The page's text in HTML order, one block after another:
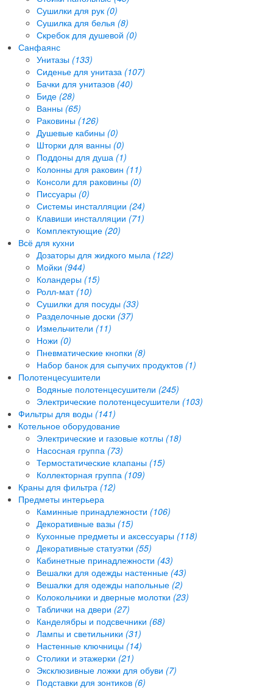
Сушилки для рук (0)
Сушилка для белья (8)
Скребок для душевой (0)
Санфаянс
Унитазы (133)
Сиденье для унитаза (107)
Бачки для унитазов (40)
Биде (28)
Ванны (65)
Раковины (126)
Душевые кабины (0)
Шторки для ванны (0)
Поддоны для душа (1)
Колонны для раковин (11)
Консоли для раковины (0)
Писсуары (0)
Системы инсталляции (24)
Клавиши инсталляции (71)
Комплектующие (20)
Всё для кухни
Дозаторы для жидкого мыла (122)
Мойки (944)
Коландеры (15)
Ролл-мат (10)
Сушилки для посуды (33)
Разделочные доски (37)
Измельчители (11)
Ножи (0)
Пневматические кнопки (8)
Набор банок для сыпучих продуктов (1)
Полотенцесушители
Водяные полотенцесушители (245)
Электрические полотенцесушители (103)
Фильтры для воды (141)
Котельное оборудование
Электрические и газовые котлы (18)
Насосная группа (73)
Термостатические клапаны (15)
Коллекторная группа (109)
Краны для фильтра (12)
Предметы интерьера
Каминные принадлежности (106)
Декоративные вазы (15)
Кухонные предметы и аксессуары (118)
Декоративные статуэтки (55)
Кабинетные принадлежности (43)
Вешалки для одежды настенные (43)
Вешалки для одежды напольные (2)
Колокольчики и дверные молотки (23)
Таблички на двери (27)
Канделябры и подсвечники (68)
Лампы и светильники (31)
Настенные ключницы (14)
Столики и этажерки (21)
Эксклюзивные ложки для обуви (7)
Подставки для зонтиков (6)